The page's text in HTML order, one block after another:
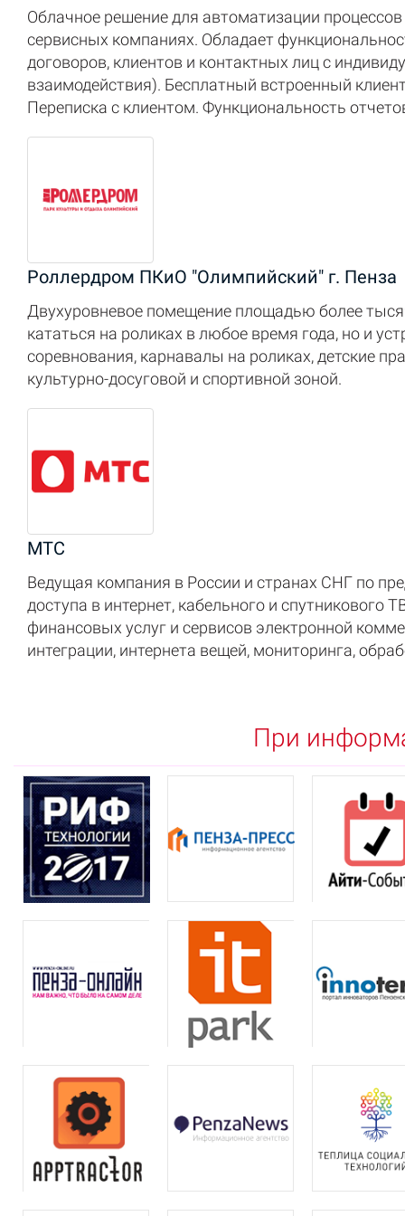
Облачное решение для автоматизации
сервисных компаниях. Обладает
договоров, клиентов и контактных лиц с
взаимодействия). Бесплатный встроенный
Переписка с клиентом. Функциональность
Роллердром ПКиО "Олимпийский" г. Пенза
Двухуровневое помещение площадью более
кататься на роликах в любое время года, но и
соревнования, карнавалы на роликах, детские
культурно-досуговой и спортивной зоной.
МТС
Ведущая компания в России и странах СНГ по
доступа в интернет, кабельного и
финансовых услуг и сервисов электронной
интеграции, интернета вещей, мониторинга,
При